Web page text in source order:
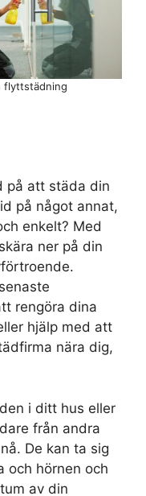
på att städa din
på något annat,
enkelt? Med
ner på din
rengöra dina
hjälp med att
nära dig,
i ditt hus eller
från andra
De kan ta sig
och hörnen och
av din
flyttstädning